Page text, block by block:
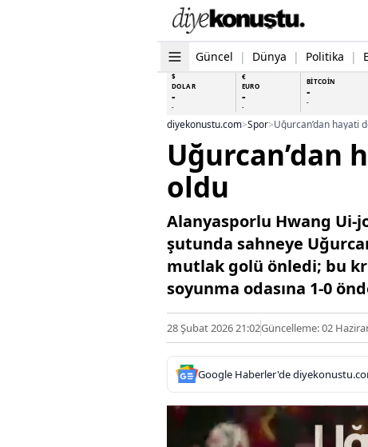
Güncel | Dünya | Politika |
$
DOLAR
-
-
€
EURO
-
-
BİTCOİN
-
-
diyekonustu.com>Spor>Uğurcan’dan hayati
Uğurcan’dan
oldu
Alanyasporlu Hwang Ui-
şutunda sahneye
mutlak golü önledi; bu
soyunma odasına 1-0
28 Şubat 2026 21:02Güncelleme: 02
Google Haberler'de